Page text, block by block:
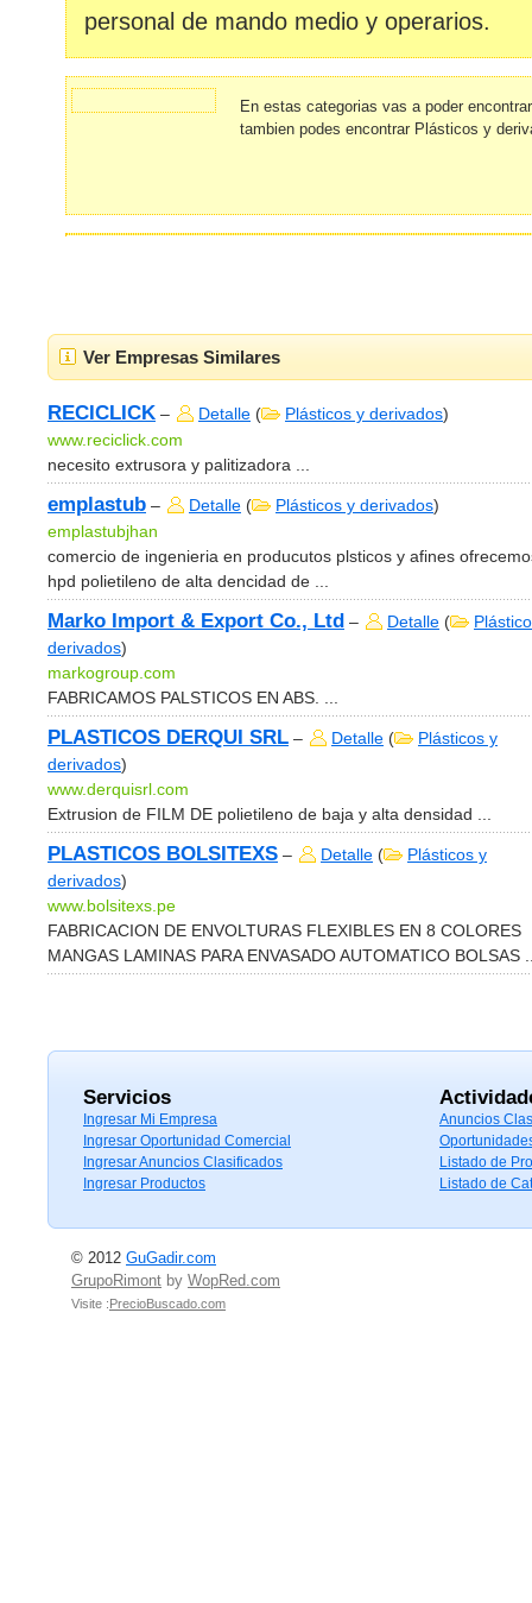
personal de mando medio y operarios.
En estas categorias vas a poder
tambien podes encontrar Plásticos y
Ver Empresas Similares
RECICLICK – Detalle ( Plásticos y derivados)
www.reciclick.com
necesito extrusora y palitizadora ...
emplastub – Detalle ( Plásticos y derivados)
emplastubjhan
comercio de ingenieria en producutos plsticos y afines
hpd polietileno de alta dencidad de ...
Marko Import & Export Co., Ltd – Detalle (
derivados)
markogroup.com
FABRICAMOS PALSTICOS EN ABS. ...
PLASTICOS DERQUI SRL – Detalle (
Plásticos y
derivados)
www.derquisrl.com
Extrusion de FILM DE polietileno de baja y alta densidad ...
PLASTICOS BOLSITEXS – Detalle (
Plásticos y
derivados)
www.bolsitexs.pe
FABRICACION DE ENVOLTURAS FLEXIBLES EN 8 COLORES
MANGAS LAMINAS PARA ENVASADO AUTOMATICO BOLSAS
Servicios
Ingresar Mi Empresa
Ingresar Oportunidad Comercial
Ingresar Anuncios Clasificados
Ingresar Productos
Anuncios
Listado de
Listado de
© 2012 GuGadir.com
GrupoRimont by WopRed.com
Visite :PrecioBuscado.com